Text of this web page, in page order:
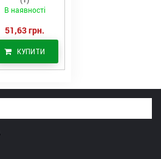
В наявності
51,63 грн.
КУПИТИ